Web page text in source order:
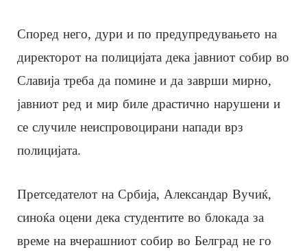
Според него, дури и по предупредувањето на
директорот на полицијата дека јавниот собир во
Славија треба да помине и да заврши мирно,
јавниот ред и мир биле драстично нарушени и
се случиле неиспровоцирани напади врз
полицијата.
Претседателот на Србија, Александар Вучиќ,
синоќа оцени дека студентите во блокада за
време на вчерашниот собир во Белград не го